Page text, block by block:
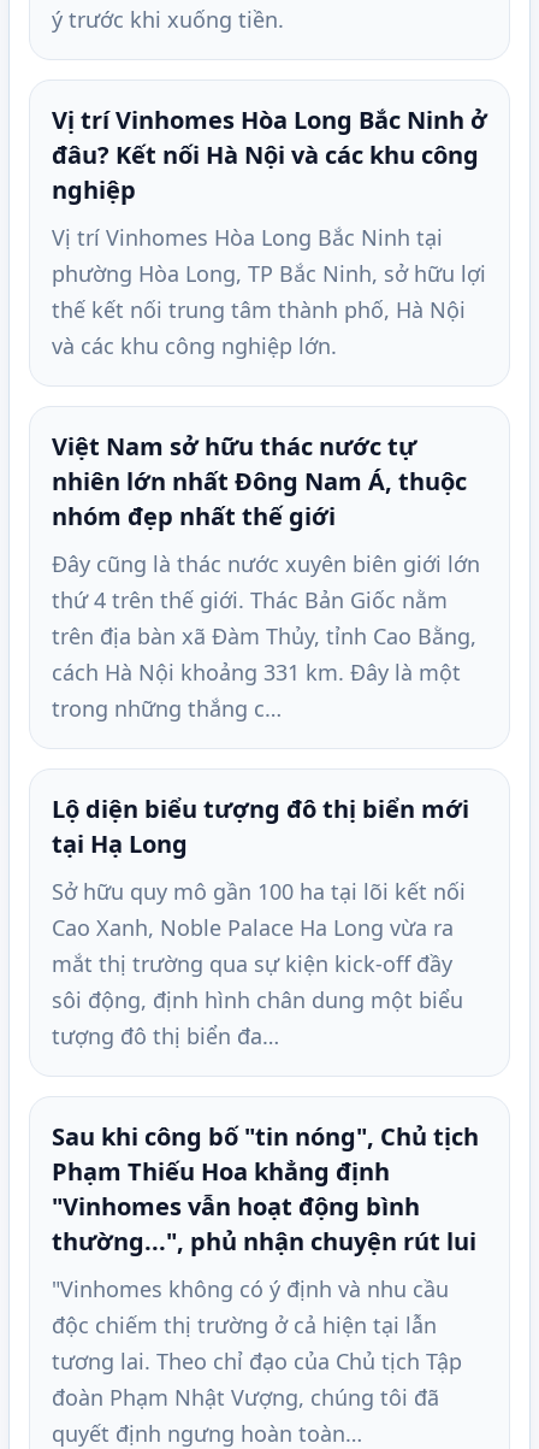
ý trước khi xuống tiền.
Vị trí Vinhomes Hòa Long Bắc Ninh ở
đâu? Kết nối Hà Nội và các khu công
nghiệp
Vị trí Vinhomes Hòa Long Bắc Ninh tại
phường Hòa Long, TP Bắc Ninh, sở hữu lợi
thế kết nối trung tâm thành phố, Hà Nội
và các khu công nghiệp lớn.
Việt Nam sở hữu thác nước tự
nhiên lớn nhất Đông Nam Á, thuộc
nhóm đẹp nhất thế giới
Đây cũng là thác nước xuyên biên giới lớn
thứ 4 trên thế giới. Thác Bản Giốc nằm
trên địa bàn xã Đàm Thủy, tỉnh Cao Bằng,
cách Hà Nội khoảng 331 km. Đây là một
trong những thắng c…
Lộ diện biểu tượng đô thị biển mới
tại Hạ Long
Sở hữu quy mô gần 100 ha tại lõi kết nối
Cao Xanh, Noble Palace Ha Long vừa ra
mắt thị trường qua sự kiện kick-off đầy
sôi động, định hình chân dung một biểu
tượng đô thị biển đa…
Sau khi công bố "tin nóng", Chủ tịch
Phạm Thiếu Hoa khẳng định
"Vinhomes vẫn hoạt động bình
thường...", phủ nhận chuyện rút lui
"Vinhomes không có ý định và nhu cầu
độc chiếm thị trường ở cả hiện tại lẫn
tương lai. Theo chỉ đạo của Chủ tịch Tập
đoàn Phạm Nhật Vượng, chúng tôi đã
quyết định ngưng hoàn toàn…